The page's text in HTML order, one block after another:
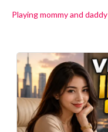
Playing mommy and daddy